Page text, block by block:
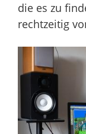
die es zu
rechtzeitig